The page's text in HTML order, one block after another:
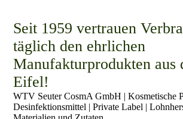
Seit 1959 vertrauen
täglich den ehrlichen
Manufakturprodukten aus
Eifel!
WTV Seuter CosmA GmbH | Kosmetische
Desinfektionsmittel | Private Label |